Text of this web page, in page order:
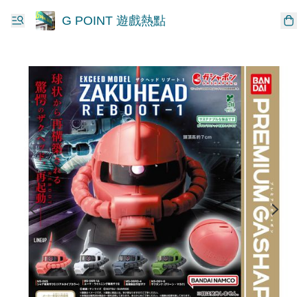
G POINT 遊戲熱點